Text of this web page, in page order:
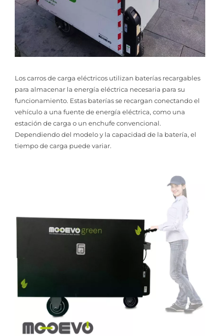
Los carros de carga eléctricos utilizan baterías recargables
para almacenar la energía eléctrica necesaria para su
funcionamiento. Estas baterías se recargan conectando el
vehículo a una fuente de energía eléctrica, como una
estación de carga o un enchufe convencional.
Dependiendo del modelo y la capacidad de la batería, el
tiempo de carga puede variar.